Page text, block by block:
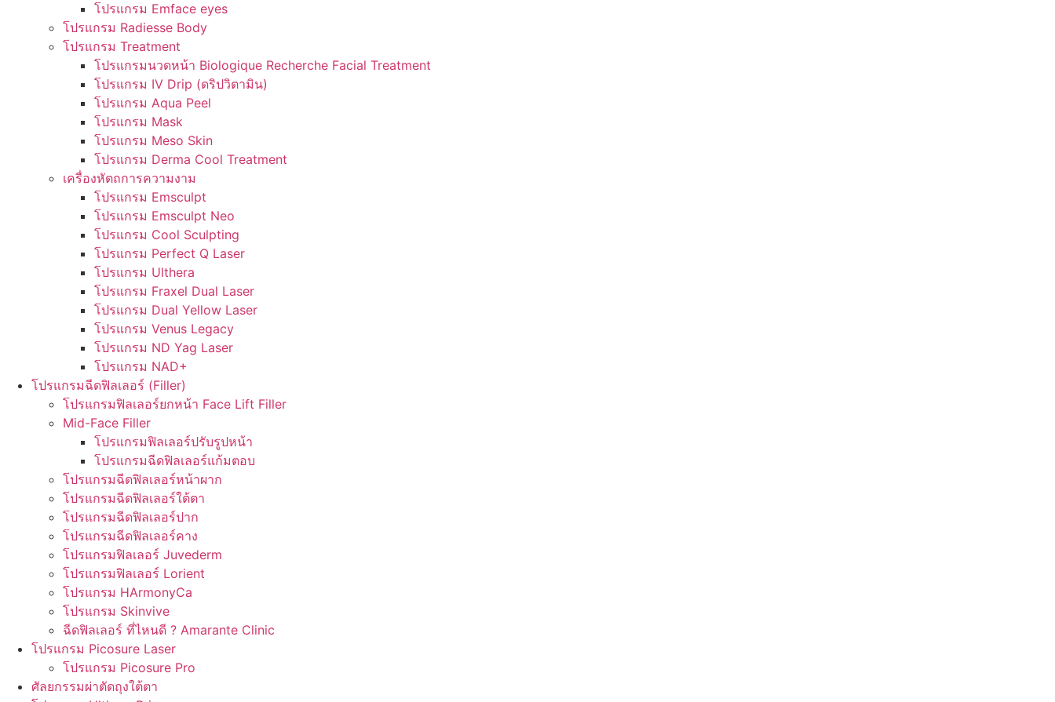
โปรแกรม Emface eyes
โปรแกรม Radiesse Body
โปรแกรม Treatment
โปรแกรมนวดหน้า Biologique Recherche Facial Treatment
โปรแกรม IV Drip (ดริปวิตามิน)
โปรแกรม Aqua Peel
โปรแกรม Mask
โปรแกรม Meso Skin
โปรแกรม Derma Cool Treatment
เครื่องหัตถการความงาม
โปรแกรม Emsculpt
โปรแกรม Emsculpt Neo
โปรแกรม Cool Sculpting
โปรแกรม Perfect Q Laser
โปรแกรม Ulthera
โปรแกรม Fraxel Dual Laser
โปรแกรม Dual Yellow Laser
โปรแกรม Venus Legacy
โปรแกรม ND Yag Laser
โปรแกรม NAD+
โปรแกรมฉีดฟิลเลอร์ (Filler)
โปรแกรมฟิลเลอร์ยกหน้า Face Lift Filler
Mid-Face Filler
โปรแกรมฟิลเลอร์ปรับรูปหน้า
โปรแกรมฉีดฟิลเลอร์แก้มตอบ
โปรแกรมฉีดฟิลเลอร์หน้าผาก
โปรแกรมฉีดฟิลเลอร์ใต้ตา
โปรแกรมฉีดฟิลเลอร์ปาก
โปรแกรมฉีดฟิลเลอร์คาง
โปรแกรมฟิลเลอร์ Juvederm
โปรแกรมฟิลเลอร์ Lorient
โปรแกรม HArmonyCa
โปรแกรม Skinvive
ฉีดฟิลเลอร์ ที่ไหนดี ? Amarante Clinic
โปรแกรม Picosure Laser
โปรแกรม Picosure Pro
ศัลยกรรมผ่าตัดถุงใต้ตา